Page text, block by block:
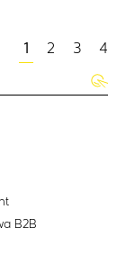
1 2 3 4
B2B